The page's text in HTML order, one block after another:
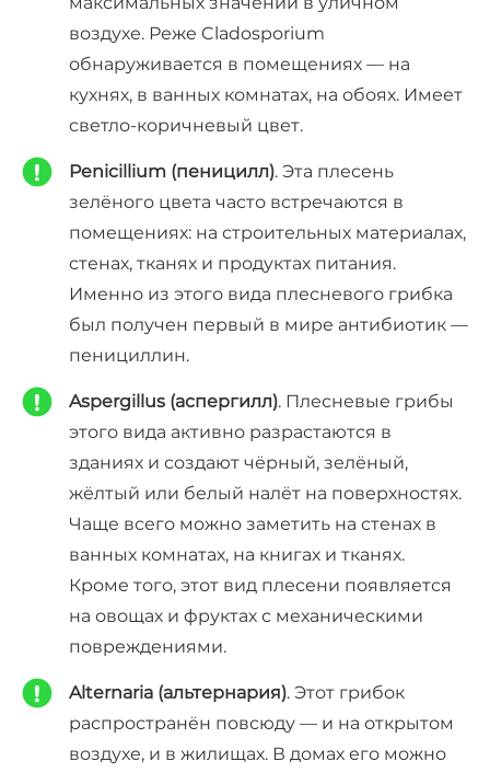
воздухе. Реже Cladosporium
обнаруживается в помещениях — на
кухнях, в ванных комнатах, на обоях. Имеет
светло-коричневый цвет.
Penicillium (пеницилл). Эта плесень
зелёного цвета часто встречаются в
помещениях: на строительных материалах,
стенах, тканях и продуктах питания.
Именно из этого вида плесневого грибка
был получен первый в мире антибиотик —
пенициллин.
Aspergillus (аспергилл). Плесневые грибы
этого вида активно разрастаются в
зданиях и создают чёрный, зелёный,
жёлтый или белый налёт на поверхностях.
Чаще всего можно заметить на стенах в
ванных комнатах, на книгах и тканях.
Кроме того, этот вид плесени появляется
на овощах и фруктах с механическими
повреждениями.
Alternaria (альтернария). Этот грибок
распространён повсюду — и на открытом
воздухе, и в жилищах. В домах его можно